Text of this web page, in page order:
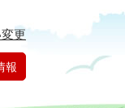
更
報